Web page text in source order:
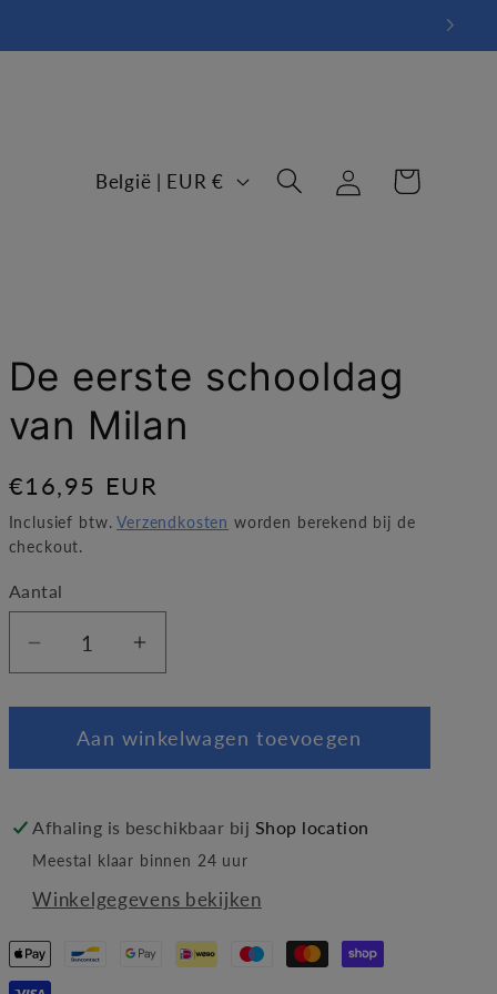
L
/
r
e
g
i
België | EUR € InloggenWinkelwagen
De eerste schooldag
van Milan
Normale
prijs
€16,95 EUR
Inclusief btw.Verzendkosten worden berekend bij de
checkout.
Aantal
Aantal
voor
eerste
van
Milan
Aantal
voor
De
eerste
van
Milan
Aan winkelwagen toevoegen
Afhaling is beschikbaar bij Shop location
Meestal klaar binnen 24 uur
Winkelgegevens bekijken